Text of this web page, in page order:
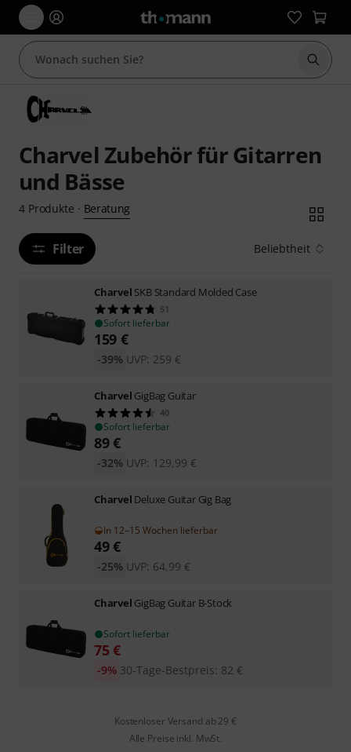
Suche
Charvel Zubehör für Gitarren
und Bässe
4 Produkte · Beratung
Filter Beliebtheit
Charvel SKB Standard Molded Case
51
Sofort lieferbar
159 €
UVP: 259 €
-39%
Charvel GigBag Guitar
40
Sofort lieferbar
89€
UVP: 129,99 €
-32%
Charvel Deluxe Guitar Gig Bag
In 12–15 Wochen lieferbar
49€
UVP: 64,99 €
-25%
Charvel GigBag Guitar B-Stock
Sofort lieferbar
75€
30-Tage-Bestpreis: 82 €
-9%
Kostenloser Versand ab 29 €
Alle Preise inkl. MwSt.